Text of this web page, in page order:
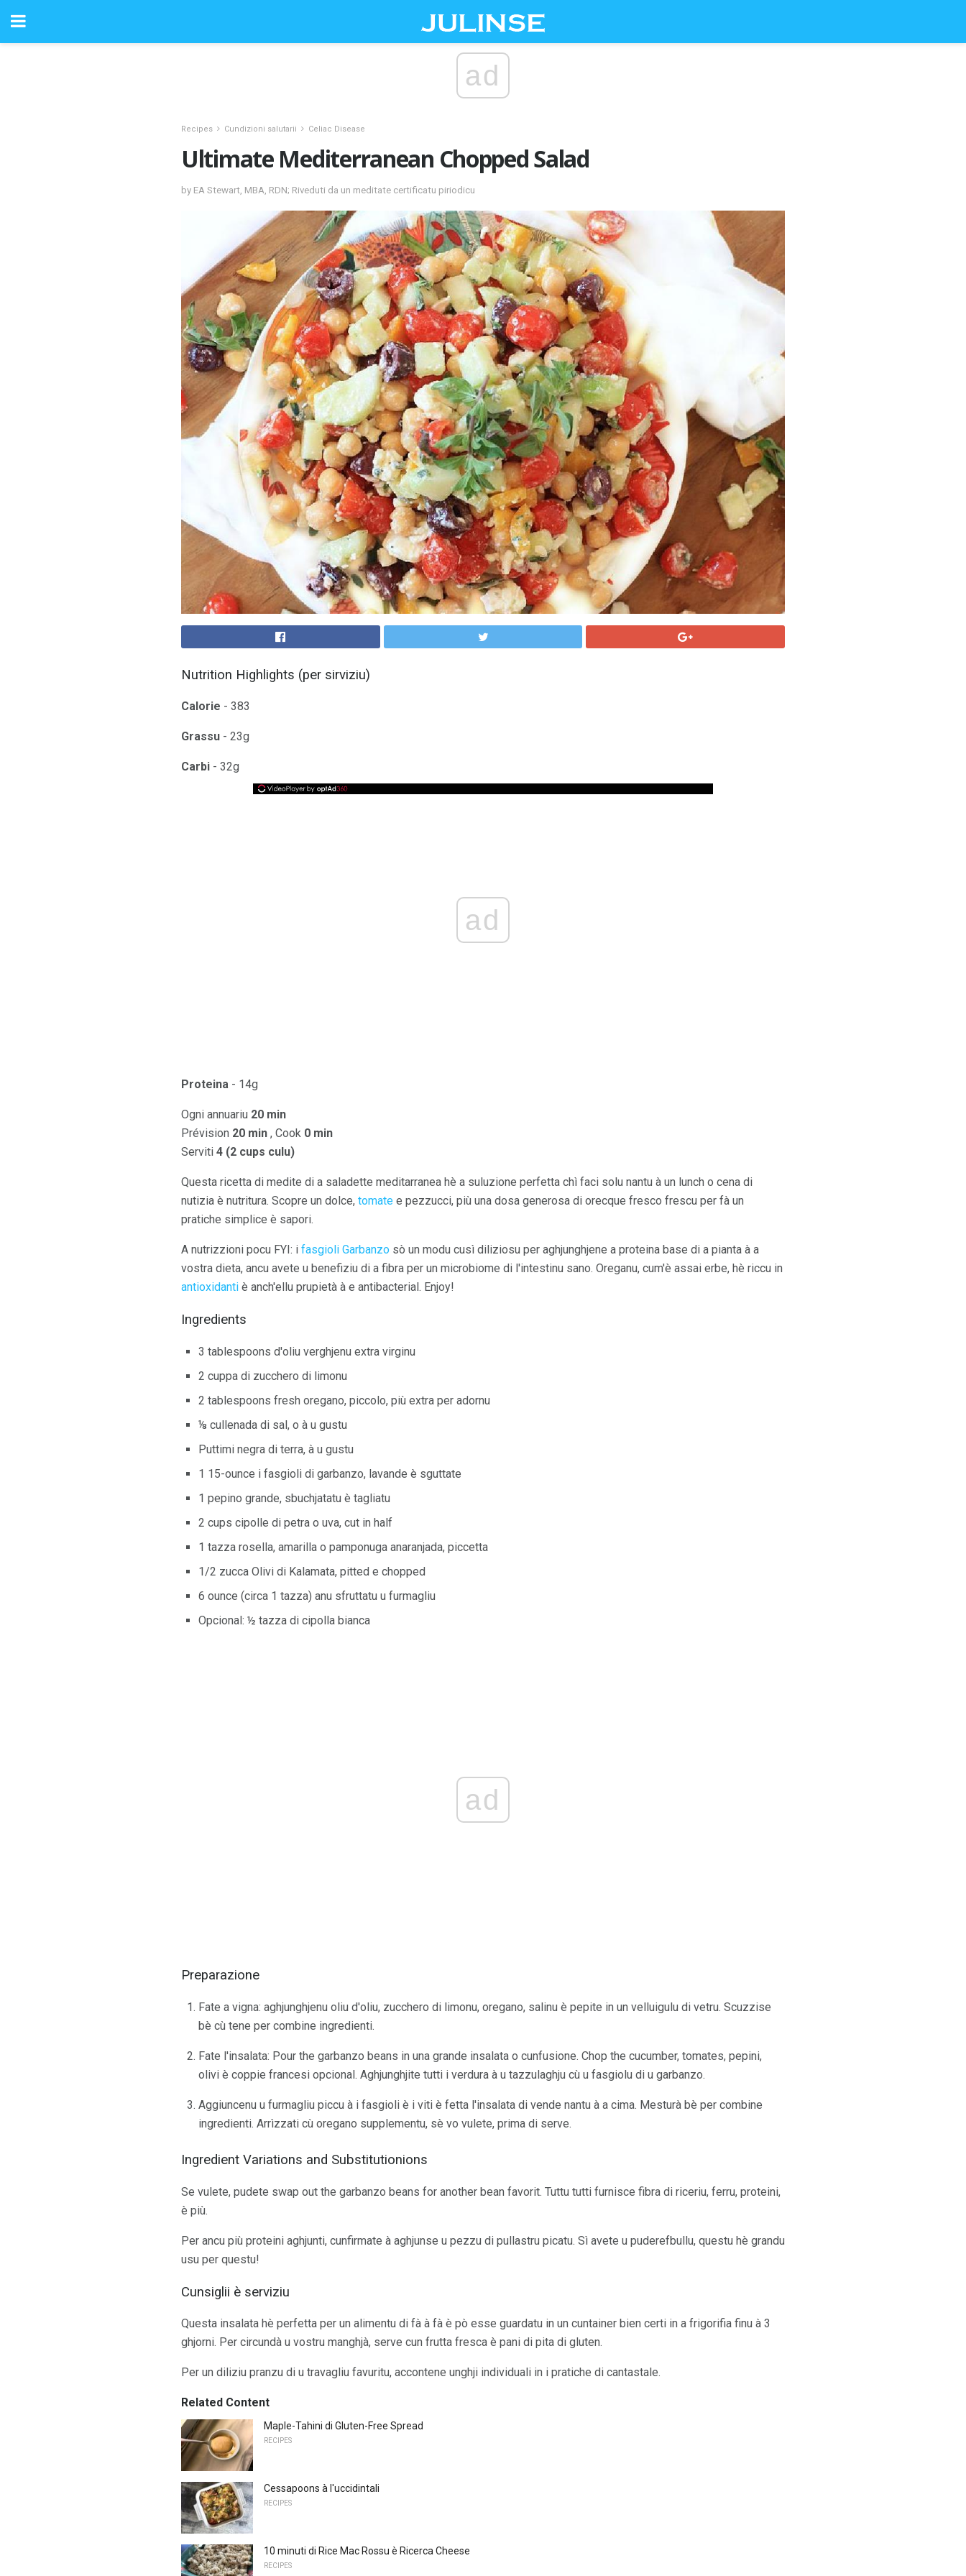
ad
Recipes Cundizioni salutarii Celiac Disease
Ultimate Mediterranean Chopped Salad
by EA Stewart, MBA, RDN; Riveduti da un meditate certificatu piriodicu
Nutrition Highlights (per sirviziu)
Calorie - 383
Grassu - 23g
Carbi - 32g
ad
Proteina - 14g
Ogni annuariu 20 min
Prévision 20 min , Cook 0 min
Serviti 4 (2 cups culu)
Questa ricetta di medite di a saladette meditarranea hè a suluzione perfetta chì faci solu nantu à un lunch o cena di
nutizia è nutritura. Scopre un dolce, tomate e pezzucci, più una dosa generosa di orecque fresco frescu per fà un
pratiche simplice è sapori.
A nutrizzioni pocu FYI: i fasgioli Garbanzo sò un modu cusì diliziosu per aghjunghjene a proteina base di a pianta à a
vostra dieta, ancu avete u benefiziu di a fibra per un microbiome di l'intestinu sano. Oreganu, cum'è assai erbe, hè riccu in
antioxidanti è anch'ellu prupietà à e antibacterial. Enjoy!
Ingredients
3 tablespoons d'oliu verghjenu extra virginu
2 cuppa di zucchero di limonu
2 tablespoons fresh oregano, piccolo, più extra per adornu
⅛ cullenada di sal, o à u gustu
Puttimi negra di terra, à u gustu
1 15-ounce i fasgioli di garbanzo, lavande è sguttate
1 pepino grande, sbuchjatatu è tagliatu
2 cups cipolle di petra o uva, cut in half
1 tazza rosella, amarilla o pamponuga anaranjada, piccetta
1/2 zucca Olivi di Kalamata, pitted e chopped
6 ounce (circa 1 tazza) anu sfruttatu u furmagliu
Opcional: ½ tazza di cipolla bianca
ad
Preparazione
Fate a vigna: aghjunghjenu oliu d'oliu, zucchero di limonu, oregano, salinu è pepite in un velluigulu di vetru. Scuzzise
bè cù tene per combine ingredienti.
Fate l'insalata: Pour the garbanzo beans in una grande insalata o cunfusione. Chop the cucumber, tomates, pepini,
olivi è coppie francesi opcional. Aghjunghjite tutti i verdura à u tazzulaghju cù u fasgiolu di u garbanzo.
Aggiuncenu u furmagliu piccu à i fasgioli è i viti è fetta l'insalata di vende nantu à a cima. Mesturà bè per combine
ingredienti. Arrìzzati cù oregano supplementu, sè vo vulete, prima di serve.
Ingredient Variations and Substitutionions
Se vulete, pudete swap out the garbanzo beans for another bean favorit. Tuttu tutti furnisce fibra di riceriu, ferru, proteini,
è più.
Per ancu più proteini aghjunti, cunfirmate à aghjunse u pezzu di pullastru picatu. Sì avete u puderefbullu, questu hè grandu
usu per questu!
Cunsiglii è serviziu
Questa insalata hè perfetta per un alimentu di fà à fà è pò esse guardatu in un cuntainer bien certi in a frigorifia finu à 3
ghjorni. Per circundà u vostru manghjà, serve cun frutta fresca è pani di pita di gluten.
Per un diliziu pranzu di u travagliu favuritu, accontene unghji individuali in i pratiche di cantastale.
Related Content
Maple-Tahini di Gluten-Free Spread
RECIPES
Cessapoons à l'uccidintali
RECIPES
10 minuti di Rice Mac Rossu è Ricerca Cheese
RECIPES